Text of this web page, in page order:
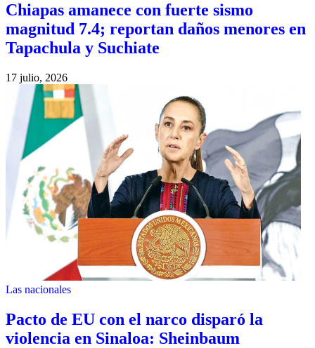
Chiapas amanece con fuerte sismo
magnitud 7.4; reportan daños menores en
Tapachula y Suchiate
17 julio, 2026
Las nacionales
Pacto de EU con el narco disparó la
violencia en Sinaloa: Sheinbaum